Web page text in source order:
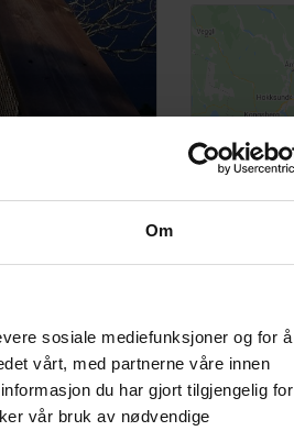
Om
sosiale mediefunksjoner og for å
vårt, med partnerne våre innen
du har gjort tilgjengelig for
vår bruk av nødvendige
fra nordvest
hytten i
seg med meget
barn eller andre.
gir et helt